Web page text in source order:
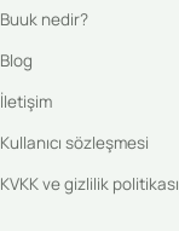
Buuk nedir?
Blog
İletişim
Kullanıcı sözleşmesi
KVKK ve gizlilik politikası